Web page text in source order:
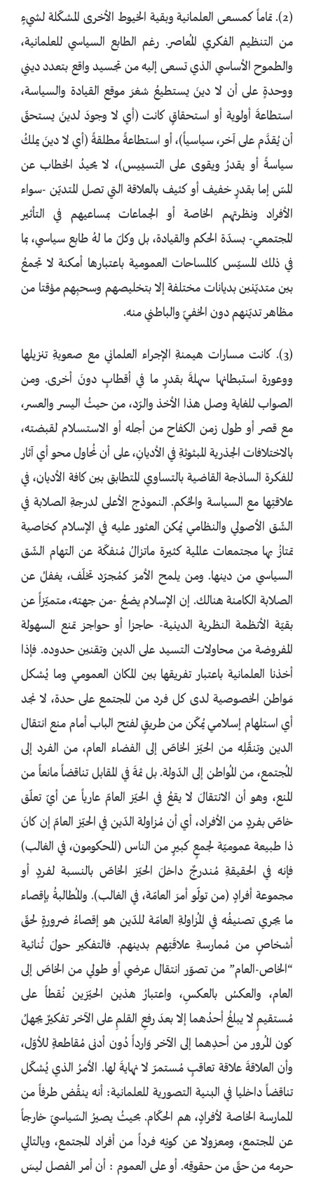
(2). تماماً كمسعى العلمانية وبقية الخيوط الأخرى المشكّلة لشيءٍ
من التنظيم الفكري المُعاصر. رغم الطابع السياسي للعلمانية،
والطموح الأساسي الذي تسعى إليه من تجسيد واقع بتعدد ديني
ووحدةٍ على أن لا دينَ يستطيعُ شغرَ موقع القيادة والسياسة،
استطاعةَ أولوية أو استحقاقٍ كانت (أي لا وجودَ لدينَ يستحقّ
أن يُقدَّم على آخر، سياسياً)، أو استطاعةً مطلقةً (أي لا دينَ يملكُ
سياسةً أو يقدرُ ويقوى على التسييس)، لا يحيدُ الخطاب عن
المسّ إما بقدرٍ خفيف أو كثيف بالعلاقة التي تصل المتديّن -سواء
الأفراد ونظرتهم الخاصة أو الجماعات بمساعيهم في التأثير
المجتمعي- بسدّة الحكم والقيادة، بل وكلّ ما لهُ طابع سياسي، بما
في ذلك المسيّس كالمساحات العمومية باعتبارها أمكنة لا تجمعُ
بين متديّنين بديانات مختلفة إلا بتخليصهم وسحبِهم مؤقتا من
مظاهر تديّنهم دون الخفيّ والباطني منه.
(3). كانت مسارات هيمنةِ الإجراء العلماني مع صعوبةِ تنزيلها
ووعورة استبطانها سهلةَ بقدرٍ ما في أقطابٍ دونَ أخرى. ومن
الصواب للغاية وصل هذا الأخذ والرّد، من حيثُ اليسر والعسر،
مع قصر أو طول زمن الكفاح من أجله أو الاستسلام لقبضته،
بالاختلافات الجذرية المبثوثةِ في الأديانِ، على أن نُحاول محو أي آثار
للفكرة الساذجة القاضية بالتساوي المتطابق بين كافة الأديان، في
علاقتِها مع السياسة والحُكم. النموذج الأعلى لدرجةِ الصلابة في
الشّق الأصولي والنظامي يُمكن العثور عليه في الإسلام كخاصية
تمتازُ بها مجتمعات عالمية كثيرة ماتزالُ مُنفكّة عن التهام الشّق
السياسي من دينها. ومن يلمح الأمرَ كمُجرّد تخلّف، يغفلُ عن
الصلابة الكامنة هنالك. إن الإسلام يضعُ -من جهته، متميّزاً عن
بقيّة الأنظمة النظرية الدينية- حاجزا أو حواجز تمنع السهولة
المفروضة من محاولات التسيد على الدين وتقنين حدوده. فإذا
أخذنا العلمانية باعتبار تفريقها بين المكان العمومي وما يُشكل
مَواطن الخصوصية لدى كل فرد من المجتمع على حدة، لا نجد
أي استلهام إسلامي يُمكّن من طريقٍ لفتح الباب أمام منع انتقال
الدين وتنقّلِه من الحيّز الخاصّ إلى الفضاء العام، من الفرد إلى
المُجتمع، من المُواطن إلى الدّولة. بل ثمةَ في المقابل تناقضاً مانعاً من
المنع، وهو أن الانتقالَ لا يقعُ في الحيّز العامّ عارياً عن أيّ تعلّق
خاصّ بفردٍ من الأفراد، أي أن مُزاولة الدّين في الحيّز العامّ إن كانَ
ذا طبيعة عموميّة لجمعٍ كبيرٍ من الناس (المحكومون، في الغالب)
فإنه في الحقيقةِ مُندرجٌ داخلَ الحيّز الخاصّ بالنسبة لفردٍ أو
مجموعة أفرادٍ (من تولّو أمرَ العامّة، في الغالب). والمُطالبةُ بإقصاء
ما يجري تصنيفُه في المُزاولةِ العامّة للدّين هو إقصاءُ ضرورةٍ لحقّ
أشخاصٍ من مُمارسةِ علاقَتِهم بدينهم. فالتفكير حولَ ثُنائية
“الخاص-العام” من تصوّر انتقال عرضي أو طولي من الخاصّ إلى
العام، والعكسُ بالعكسِ، واعتبارُ هذين الحيّزين نُقطاً على
مُستقيمٍ لا يبلغُ أحدُهما إلا بعدَ رفعِ القلمِ على الآخر تفكيرٌ يجهلُ
كون المُرور من أحدِهما إلى الآخر وَارداً دُون أدنى مُقاطعةٍ للأوّل،
وأن العلاقةَ علاقة تعاقبٍ مُستمرّ لا نهايةَ لها. الأمرُ الذي يُشكّل
تناقضاً داخليا في البنية التصورية للعلمانية: أنه ينقُض طرفاً من
الممارسة الخاصة لأفرادٍ، هم الحكّام. بحيثُ يصيرُ السّياسيّ خارجاً
عن المجتمع، ومعزولا عن كونِه فرداً من أفراد المجتمع، وبالتالي
حرمه من حقّ من حقوقِه. أو على العموم : أن أمر الفصل ليسَ